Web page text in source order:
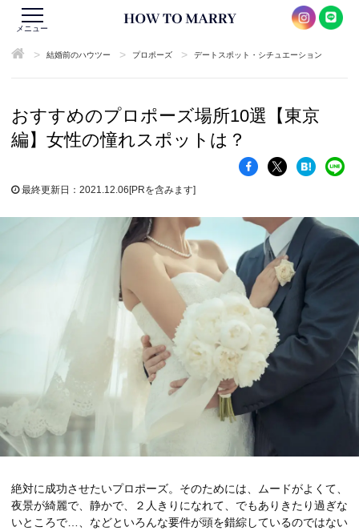
メニュー
> 結婚前のハウツー > プロポーズ > デートスポット・シチュエーション
おすすめのプロポーズ場所10選【東京
編】女性の憧れスポットは？
最終更新日：2021.12.06[PRを含みます]
絶対に成功させたいプロポーズ。そのためには、ムードがよくて、
夜景が綺麗で、静かで、２人きりになれて、でもありきたり過ぎな
いところで…、などといろんな要件が頭を錯綜しているのではない